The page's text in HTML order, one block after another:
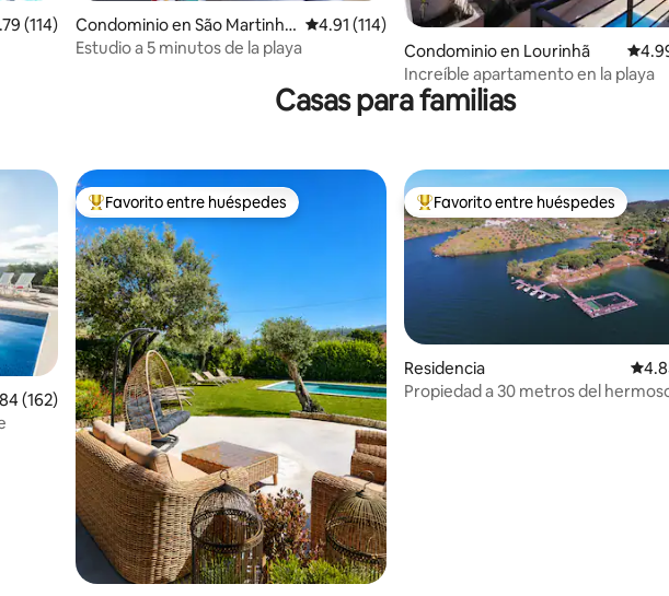
promedio: 4.79 de 5; 114 evaluaciones
(114)
Condominio en São Martinho
do Porto
Calificación promedio: 4.91 de 5; 114
4.91 (114)
Estudio a 5 minutos de la playa
Condominio en Lourinhã
Increíble apartamento en la playa
Casas para familias
promedio: 4.84 de 5; 162 evaluaciones
(162)
De los mejores en Favorito entre huéspedes
Favorito entre huéspedes De los mejores en Favorito entre
Favorito entre huéspedes
Residencia
Propiedad a 30 metros del